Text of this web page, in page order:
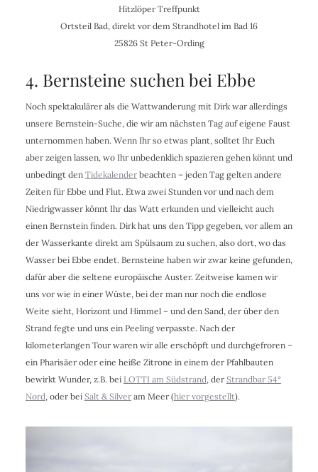
Hitzlöper Treffpunkt
Ortsteil Bad, direkt vor dem Strandhotel im Bad 16
25826 St Peter-Ording
4. Bernsteine suchen bei Ebbe
Noch spektakulärer als die Wattwanderung mit Dirk war allerdings
unsere Bernstein-Suche, die wir am nächsten Tag auf eigene Faust
unternommen haben. Wenn Ihr so etwas plant, solltet Ihr Euch
aber zeigen lassen, wo Ihr unbedenklich spazieren gehen könnt und
unbedingt den Tidekalenderbeachten – jeden Tag gelten andere
Zeiten für Ebbe und Flut. Etwa zwei Stunden vor und nach dem
Niedrigwasser könnt Ihr das Watt erkunden und vielleicht auch
einen Bernstein finden. Dirk hat uns den Tipp gegeben, vor allem an
der Wasserkante direkt am Spülsaum zu suchen, also dort, wo das
Wasser bei Ebbe endet. Bernsteine haben wir zwar keine gefunden,
dafür aber die seltene europäische Auster. Zeitweise kamen wir
uns vor wie in einer Wüste, bei der man nur noch die endlose
Weite sieht, Horizont und Himmel – und den Sand, der über den
Strand fegte und uns ein Peeling verpasste. Nach der
kilometerlangen Tour waren wir alle erschöpft und durchgefroren –
ein Pharisäer oder eine heiße Zitrone in einem der Pfahlbauten
bewirkt Wunder, z.B. bei LOTTI am Südstrand, der Strandbar 54°
Nord, oder bei Salt & Silveram Meer (hier vorgestellt).